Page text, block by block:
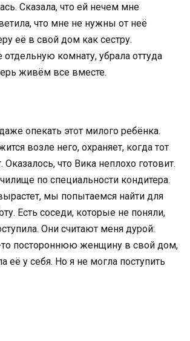
Сказала, что ей нечем мне
что мне не нужны от неё
её в свой дом как сестру.
комнату, убрала оттуда
живём все вместе.
опекать этот милого ребёнка.
возле него, охраняет, когда тот
Оказалось, что Вика неплохо готовит.
по специальности кондитера.
мы попытаемся найти для
Есть соседи, которые не поняли,
Они считают меня дурой:
то постороннюю женщину в свой дом,
её у себя. Но я не могла поступить